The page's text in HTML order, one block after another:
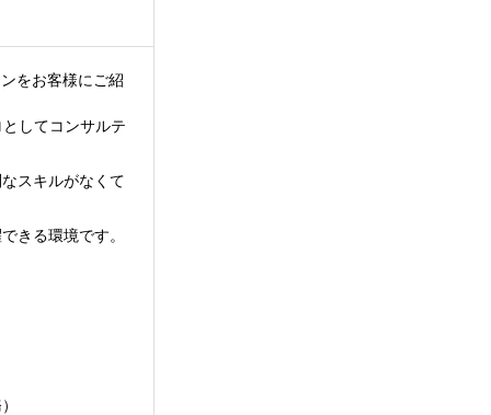
をお客様にご紹
してコンサルテ
スキルがなくて
きる環境です。